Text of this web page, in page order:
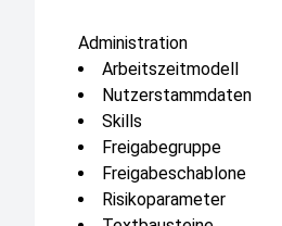
Administration
Arbeitszeitmodell
Nutzerstammdaten
Skills
Freigabegruppe
Freigabeschablone
Risikoparameter